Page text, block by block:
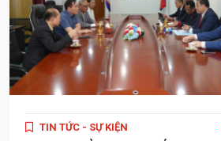
TIN TỨC - SỰ KIỆN